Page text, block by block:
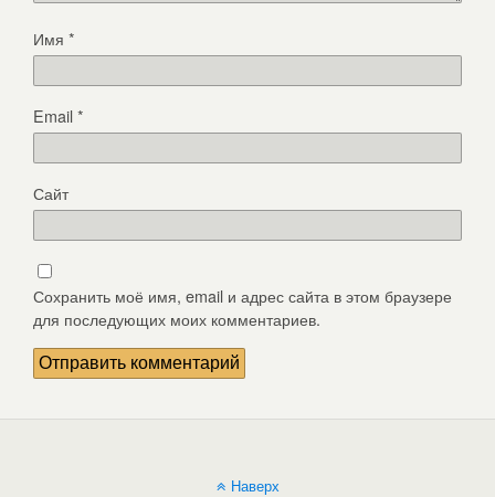
Имя *
Email*
Сайт
Сохранить моё имя, email и адрес сайта в этом браузере
для последующих моих комментариев.
Наверх